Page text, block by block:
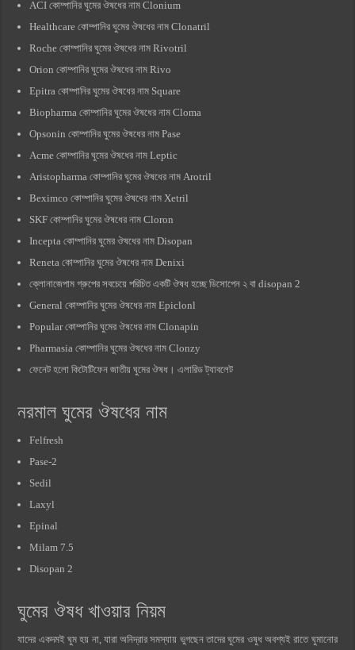
ACI কোম্পানির ঘুমের ঔষধের নাম Clonium
Healthcare কোম্পানির ঘুমের ঔষধের নাম Clonatril
Roche কোম্পানির ঘুমের ঔষধের নাম Rivotril
Orion কোম্পানির ঘুমের ঔষধের নাম Rivo
Epitra কোম্পানির ঘুমের ঔষধের নাম Square
Biopharma কোম্পানির ঘুমের ঔষধের নাম Cloma
Opsonin কোম্পানির ঘুমের ঔষধের নাম Pase
Acme কোম্পানির ঘুমের ঔষধের নাম Leptic
Aristopharma কোম্পানির ঘুমের ঔষধের নাম Arotril
Beximco কোম্পানির ঘুমের ঔষধের নাম Xetril
SKF কোম্পানির ঘুমের ঔষধের নাম Cloron
Incepta কোম্পানির ঘুমের ঔষধের নাম Disopan
Reneta কোম্পানির ঘুমের ঔষধের নাম Denixi
ক্লোনাজেপাম গ্রুপের সবচেয়ে পরিচিত একটি ঔষধ হচ্ছে ডিসোপেন ২ বা disopan 2
General কোম্পানির ঘুমের ঔষধের নাম Epiclonl
Popular কোম্পানির ঘুমের ঔষধের নাম Clonapin
Pharmasia কোম্পানির ঘুমের ঔষধের নাম Clonzy
ফেনেট হলো কিটোটিফেন জাতীয় ঘুমের ঔষধ। এলারিড ট্যাবলেট
নরমাল ঘুমের ঔষধের নাম
Felfresh
Pase-2
Sedil
Laxyl
Epinal
Milam 7.5
Disopan 2
ঘুমের ঔষধ খাওয়ার নিয়ম
যাদের একদমই ঘুম হয় না, যারা অনিদ্রার সমস্যায় ভুগছেন তাদের ঘুমের ওষুধ অবশ্যই রাতে ঘুমানোর